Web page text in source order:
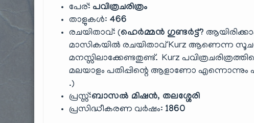
പേര്: പവിത്രചരിത്രം
താളുകൾ: 466
രചയിതാവ്: (ഹെർമ്മൻ ഗുണ്ടർട്ട്?
മാസികയിൽ രചയിതാവ് Kurz ആണെന്ന
മനസ്സിലാക്കേണ്ടതുണ്ട്. Kurz
മലയാളം പതിപ്പിന്റെ ആളാണോ
.)
പ്രസ്സ്:ബാസൽ മിഷൻ, തലശ്ശേരി
പ്രസിദ്ധീകരണ വർഷം: 1860